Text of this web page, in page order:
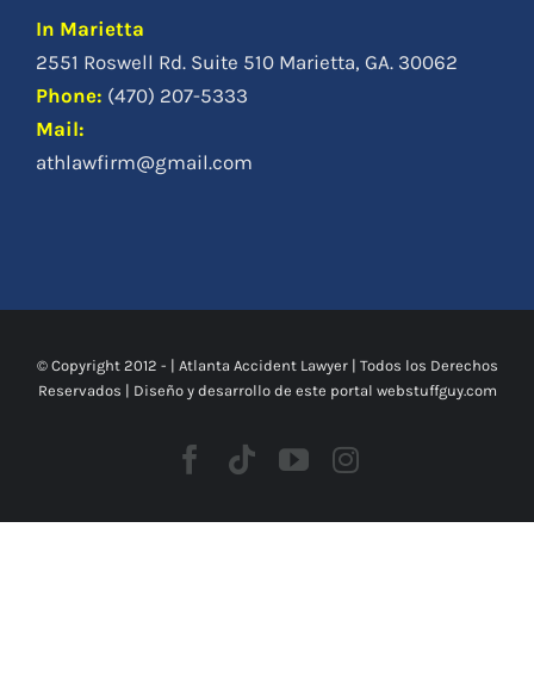
In Marietta
2551 Roswell Rd. Suite 510 Marietta, GA. 30062
Phone: (470) 207-5333
Mail:
athlawfirm@gmail.com
© Copyright 2012 - | Atlanta Accident Lawyer| Todos los Derechos
Reservados | Diseño y desarrollo de este portal webstuffguy.com
Facebook
TiktokYoutubeInstagram